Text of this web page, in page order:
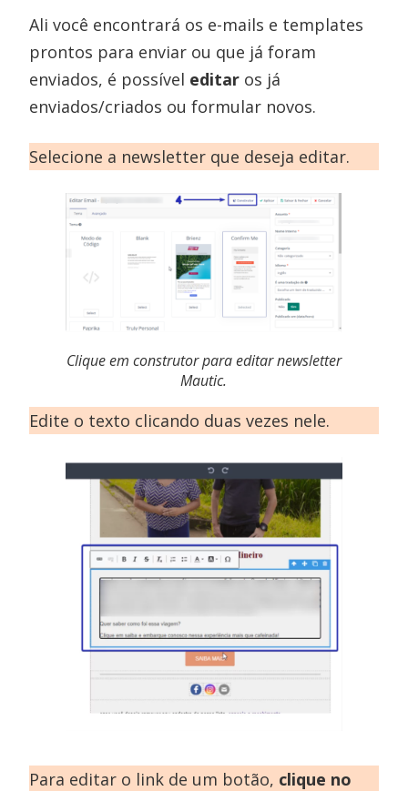
Ali você encontrará os e-mails e templates
prontos para enviar ou que já foram
enviados, é possível editar os já
enviados/criados ou formular novos.
Selecione a newsletter que deseja editar.
Clique em construtor para editar newsletter
Mautic.
Edite o texto clicando duas vezes nele.
Para editar o link de um botão, clique no